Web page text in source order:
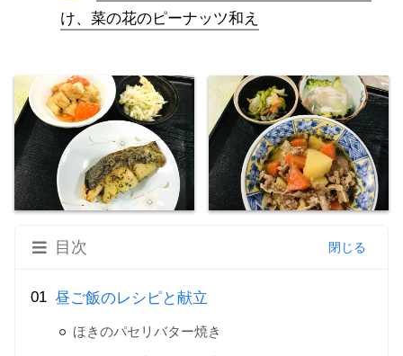
け、菜の花のピーナッツ和え
目次
昼ご飯のレシピと献立
ほきのパセリバター焼き